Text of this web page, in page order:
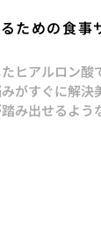
ための食事
ヒアルロン酸
がすぐに解決
み出せるよう